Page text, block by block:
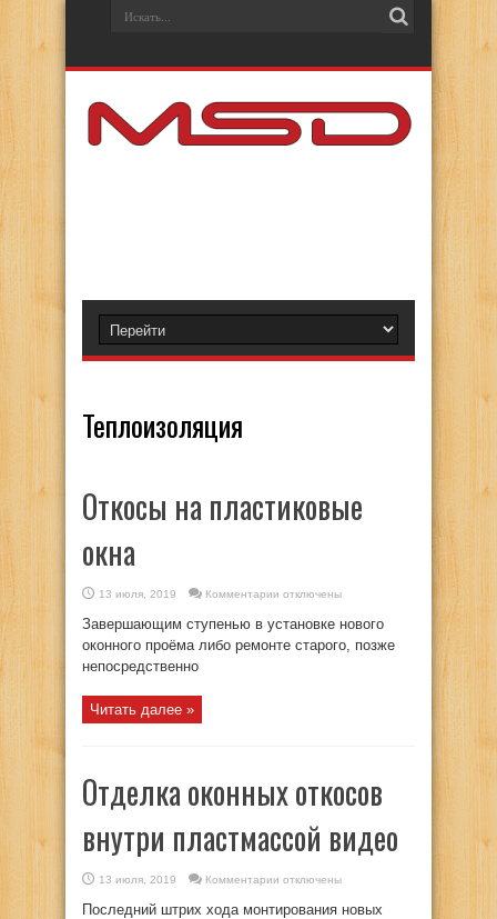
Теплоизоляция
Откосы на пластиковые
окна
13 июля, 2019 Комментарии
на
пластиковые
окна
отключены
Завершающим ступенью в установке нового
оконного проёма либо ремонте старого, позже
непосредственно
Читать далее »
Отделка оконных откосов
внутри пластмассой видео
13 июля, 2019 Комментарии
оконных
отключены
Последний штрих хода монтирования новых